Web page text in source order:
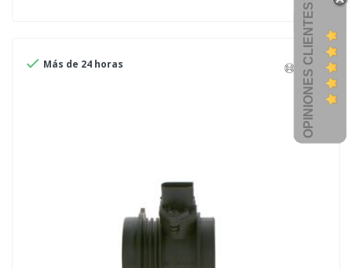
 Más de 24 horas OPINIONES CLIENTES